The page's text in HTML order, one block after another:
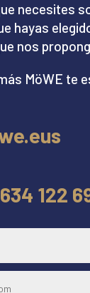
necesites
hayas
nos
MöWE te
122